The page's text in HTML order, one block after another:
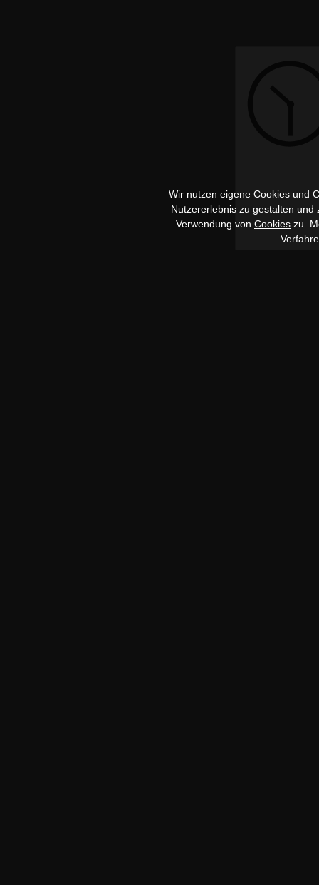
Wir nutzen eigene Cookies und
Nutzererlebnis zu gestalten
Verwendung von Cookies zu.